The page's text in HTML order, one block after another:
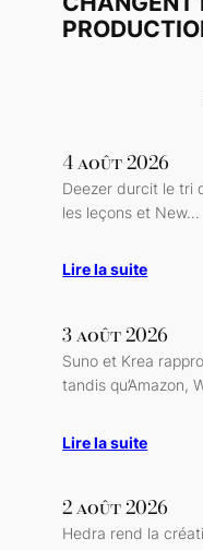
4 août 2026
Deezer durcit le tri
les leçons et New…
Lire la suite
3 août 2026
Suno et Krea
tandis qu’Amazon,
Lire la suite
2 août 2026
Hedra rend la